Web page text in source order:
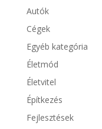
Autók
Cégek
Egyéb kategória
Életmód
Életvitel
Építkezés
Fejlesztések